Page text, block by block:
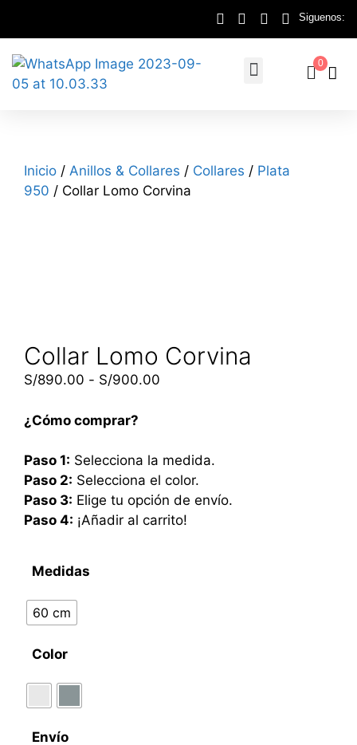
Siguenos:
0
Inicio / Anillos & Collares / Collares / Plata
950 / Collar Lomo Corvina
Collar Lomo Corvina
S/890.00 - S/900.00
¿Cómo comprar?
Paso 1: Selecciona la medida.
Paso 2: Selecciona el color.
Paso 3: Elige tu opción de envío.
Paso 4: ¡Añadir al carrito!
Medidas
60 cm
Color
Envío